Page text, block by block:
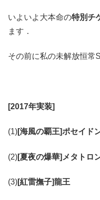
いよいよ大本命の特別チ
ます．
その前に私の未解放恒常
[2017年実装]
(1)[海風の覇王]ポセイド
(2)[夏夜の爆華]メタトロ
(3)[紅雷撫子]龍王